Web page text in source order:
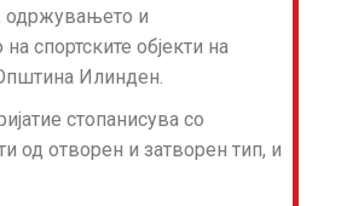
одржувањето и
спортските објекти на
Илинден.
стопанисува со
од отворен и затворен тип, и